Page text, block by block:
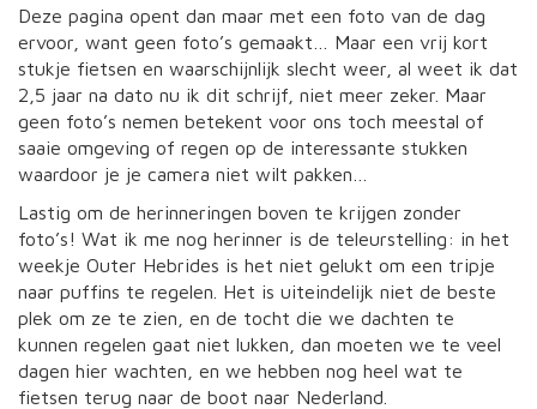
Deze pagina opent dan maar met een foto van de dag
ervoor, want geen foto’s gemaakt… Maar een vrij kort
stukje fietsen en waarschijnlijk slecht weer, al weet ik dat
2,5 jaar na dato nu ik dit schrijf, niet meer zeker. Maar
geen foto’s nemen betekent voor ons toch meestal of
saaie omgeving of regen op de interessante stukken
waardoor je je camera niet wilt pakken…
Lastig om de herinneringen boven te krijgen zonder
foto’s! Wat ik me nog herinner is de teleurstelling: in het
weekje Outer Hebrides is het niet gelukt om een tripje
naar puffins te regelen. Het is uiteindelijk niet de beste
plek om ze te zien, en de tocht die we dachten te
kunnen regelen gaat niet lukken, dan moeten we te veel
dagen hier wachten, en we hebben nog heel wat te
fietsen terug naar de boot naar Nederland.